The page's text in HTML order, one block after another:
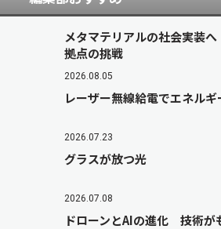
メタマテリアルの社会実装
拠点の挑戦
2026.08.05
レーザー無線給電でエネル
2026.07.23
グラスが放つ光
2026.07.08
ドローンとAIの進化 技術が